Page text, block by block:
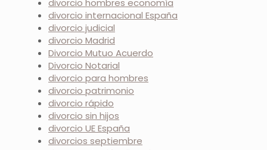
divorcio internacional España
divorcio judicial
divorcio Madrid
Divorcio Mutuo Acuerdo
Divorcio Notarial
divorcio para hombres
divorcio patrimonio
divorcio rápido
divorcio sin hijos
divorcio UE España
divorcios septiembre